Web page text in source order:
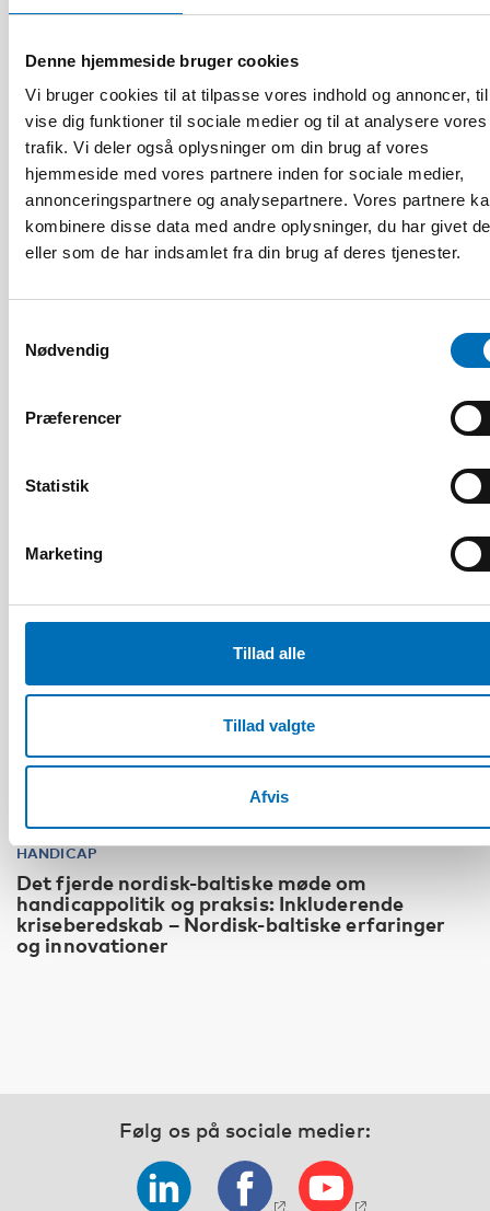
Denne hjemmeside bruger cookies
Vi bruger cookies til at tilpasse vores indhold og annoncer,
vise dig funktioner til sociale medier og til at analysere vores
trafik. Vi deler også oplysninger om din brug af vores
hjemmeside med vores partnere inden for sociale medier,
annonceringspartnere og analysepartnere. Vores partnere
kombinere disse data med andre oplysninger, du har givet
eller som de har indsamlet fra din brug af deres tjenester.
Nødvendig
Præferencer
Statistik
Marketing
Tillad alle
Tillad valgte
Afvis
9 apr 2026
HANDICAP
Det fjerde nordisk-baltiske møde om
handicappolitik og praksis: Inkluderende
kriseberedskab – Nordisk-baltiske erfaringer
og innovationer
Følg os på sociale medier: